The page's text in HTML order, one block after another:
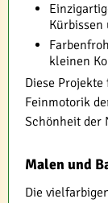
kleinen
Diese
Feinmotorik
Schönheit der
Malen und
Die